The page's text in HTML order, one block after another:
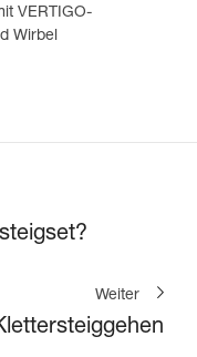
VERTIGO-
Wirbel
Weiter